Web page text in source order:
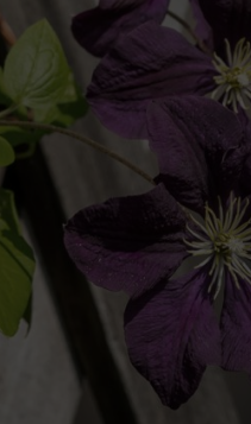
Feuerdorn, Kletterrosen,
Brombeeren,
Staudenclematis
Feuerbohne, Hopfen,
Geißblatt, Winden